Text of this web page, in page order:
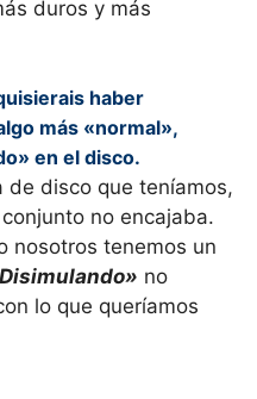
duros y más
haber
más «normal»,
en el disco.
de disco que teníamos,
no encajaba.
nosotros tenemos un
no
lo que queríamos